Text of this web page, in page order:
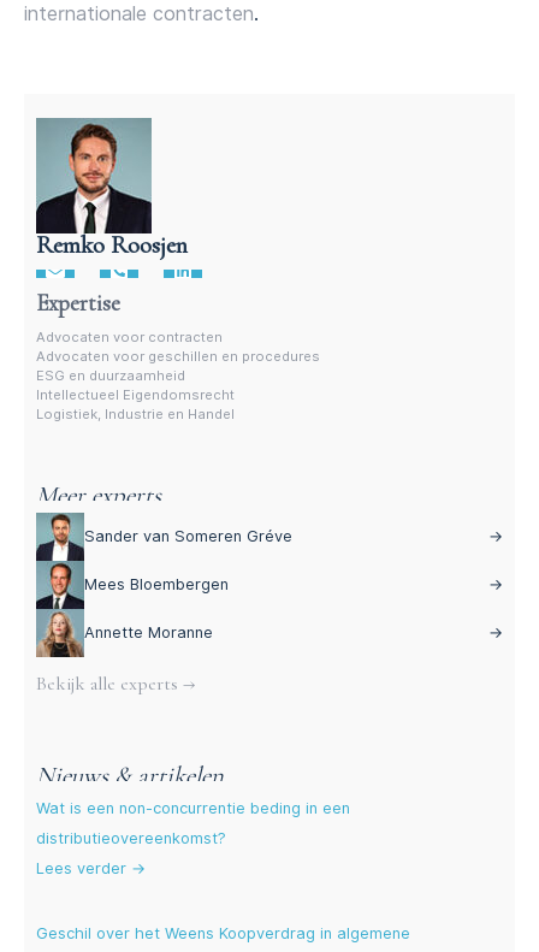
internationale contracten.
Remko Roosjen
Advocaat contractenrecht
Expertise
Advocaten voor contracten
Advocaten voor geschillen en procedures
ESG en duurzaamheid
Intellectueel Eigendomsrecht
Logistiek, Industrie en Handel
Meer experts
Sander van Someren Gréve →
Mees Bloembergen →
Annette Moranne →
Bekijk alle experts →
Nieuws & artikelen
Wat is een non-concurrentie beding in een
distributieovereenkomst?
Lees verder →
Geschil over het Weens Koopverdrag in algemene